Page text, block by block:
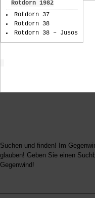
Rotdorn 1982
Rotdorn 37
Rotdorn 38
Rotdorn 38 – Jusos
Suchen und finden! Im
glauben! Geben Sie einen
Gegenwind!